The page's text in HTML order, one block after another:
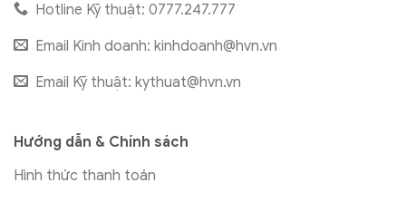
Hotline Kỹ thuật: 0777.247.777
Email Kinh doanh: kinhdoanh@hvn.vn
Email Kỹ thuật: kythuat@hvn.vn
Hướng dẫn & Chính sách
Hình thức thanh toán